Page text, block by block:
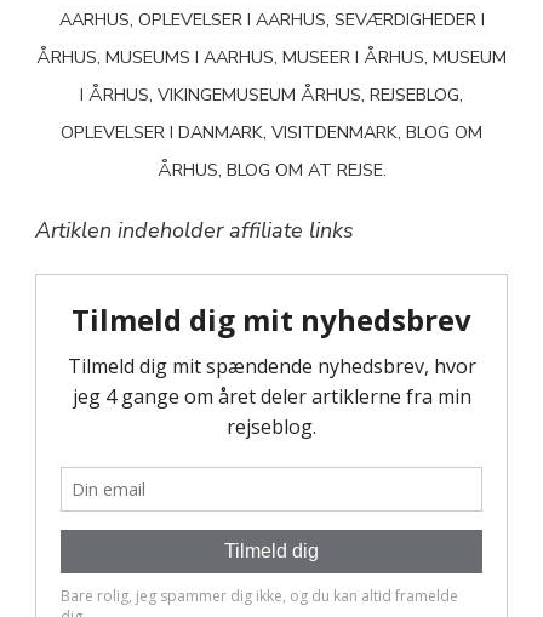
AARHUS, OPLEVELSER I AARHUS, SEVÆRDIGHEDER I
ÅRHUS, MUSEUMS I AARHUS, MUSEER I ÅRHUS, MUSEUM
I ÅRHUS, VIKINGEMUSEUM ÅRHUS, REJSEBLOG,
OPLEVELSER I DANMARK, VISITDENMARK, BLOG OM
ÅRHUS, BLOG OM AT REJSE.
Artiklen indeholder affiliate links